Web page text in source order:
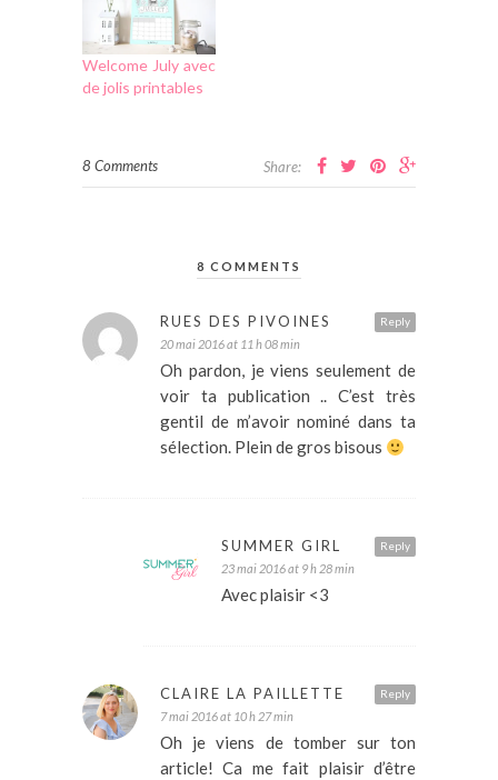
Welcome July avec
de jolis printables
8 Comments Share:
8 COMMENTS
Reply
RUES DES PIVOINES
20 mai 2016 at 11 h 08 min
Oh pardon, je viens seulement de
voir ta publication .. C’est très
gentil de m’avoir nominé dans ta
sélection. Plein de gros bisous
Reply
SUMMER GIRL
23 mai 2016 at 9 h 28 min
Avec plaisir <3
Reply
CLAIRE LA PAILLETTE
7 mai 2016 at 10 h 27 min
Oh je viens de tomber sur ton
article! Ca me fait plaisir d’être